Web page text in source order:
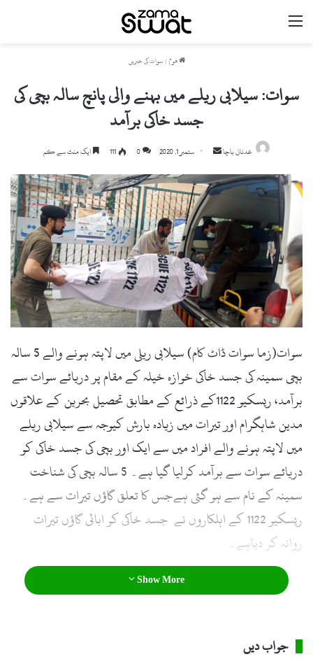
مینو
ھوم / سوات کی خبریں
سوات: سیلابی ریلے میں بہنے والی پانچ سالہ بچی کی
جسد خاکی برآمد
عدنان باچا
Send
email
ستمبر 1, 2020 0
111 ایک منٹ سے کم
سوات(زما سوات ڈاٹ کام) سیلابی ریلی میں لاپتہ ہونے والے 5 سالہ
بچی سمینہ کی جسد خاکی خوازہ خیلہ کے مقام پر دریائے سوات سے
برآمد، ریسکیو 1122کے ذرائع کے مطابق تحصیل بحرین کے علاقوں
مدین شاہگرام اور تیرات میں زیادہ بارش کیوجہ سے سیلابی ریلے
میں لاپتہ ہونے والے افراد میں سے ایک اور بچی کی جسد خاکی کو
دریائے سوات سے برآمد کرلیا گیا ہے۔ 5 سالہ بچی کی شناخت
سمینہ کے نام سے ہو گئی ہےجس کا تعلق گاؤں تیرات سے ہے۔
ریسکیو 1122 کے اہلکاروں نے جسد خاکی کو ابائی گاؤں تیرات
روانہ کر دیاہے۔
Show More
جواب دیں